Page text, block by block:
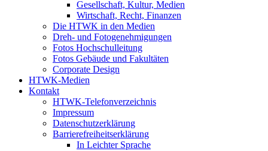
Gesellschaft, Kultur, Medien
Wirtschaft, Recht, Finanzen
Die HTWK in den Medien
Dreh- und Fotogenehmigungen
Fotos Hochschulleitung
Fotos Gebäude und Fakultäten
Corporate Design
HTWK-Medien
Kontakt
HTWK-Telefonverzeichnis
Impressum
Datenschutzerklärung
Barrierefreiheitserklärung
In Leichter Sprache